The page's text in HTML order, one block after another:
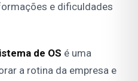
e dificuldades
de OS é uma
a rotina da empresa e